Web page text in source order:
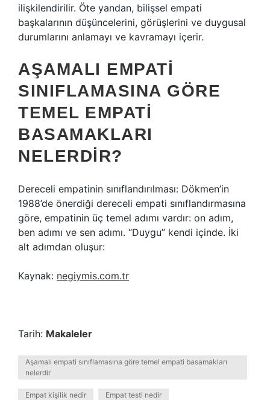
ilişkilendirilir. Öte yandan, bilişsel empati
başkalarının düşüncelerini, görüşlerini ve duygusal
durumlarını anlamayı ve kavramayı içerir.
AŞAMALI EMPATI
SINIFLAMASINA GÖRE
TEMEL EMPATI
BASAMAKLARI
NELERDIR?
Dereceli empatinin sınıflandırılması: Dökmen’in
1988’de önerdiği dereceli empati sınıflandırmasına
göre, empatinin üç temel adımı vardır: on adım,
ben adımı ve sen adımı. “Duygu” kendi içinde. İki
alt adımdan oluşur:
Kaynak: negiymis.com.tr
Tarih: Makaleler
Aşamalı empati sınıflamasına göre temel empati basamakları
nelerdir
Empat kişilik nedir Empat testi nedir